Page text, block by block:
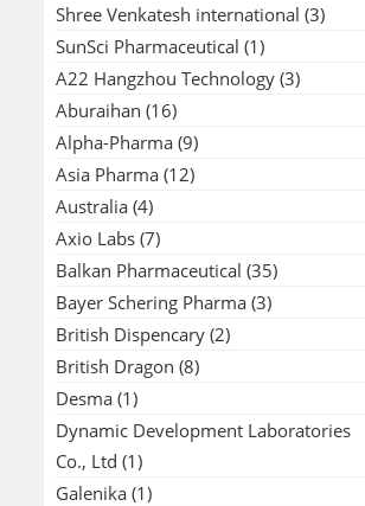
Shree Venkatesh international (3)
SunSci Pharmaceutical (1)
A22 Hangzhou Technology (3)
Aburaihan (16)
Alpha-Pharma (9)
Asia Pharma (12)
Australia (4)
Axio Labs (7)
Balkan Pharmaceutical (35)
Bayer Schering Pharma (3)
British Dispencary (2)
British Dragon (8)
Desma (1)
Dynamic Development Laboratories
Co., Ltd (1)
Galenika (1)